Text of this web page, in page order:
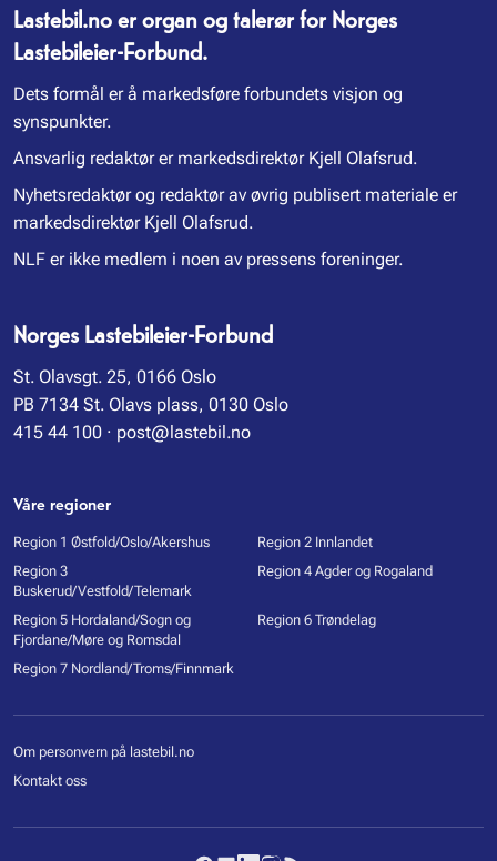
Lastebil.no er organ og talerør for Norges
Lastebileier-Forbund.
Dets formål er å markedsføre forbundets visjon og
synspunkter.
Ansvarlig redaktør er markedsdirektør Kjell Olafsrud.
Nyhetsredaktør og redaktør av øvrig publisert materiale er
markedsdirektør Kjell Olafsrud.
NLF er ikke medlem i noen av pressens foreninger.
Norges Lastebileier-Forbund
St. Olavsgt. 25, 0166 Oslo
PB 7134 St. Olavs plass, 0130 Oslo
415 44 100 · post@lastebil.no
Våre regioner
Region 1 Østfold/Oslo/Akershus
Region 2 Innlandet
Region 3
Buskerud/Vestfold/Telemark
Region 4 Agder og Rogaland
Region 5 Hordaland/Sogn og
Fjordane/Møre og Romsdal
Region 6 Trøndelag
Region 7 Nordland/Troms/Finnmark
Om personvern på lastebil.no
Kontakt oss